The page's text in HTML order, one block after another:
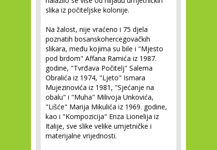
slika iz počiteljske kolonije.
Na žalost, nije vraćeno i 75 djela
poznatih bosanskohercegovačkih
slikara, među kojima su bile i "Mjesto
pod brdom" Affana Ramića iz 1987.
godine, "Tvrđava Počitelj" Salema
Obralića iz 1974, "Ljeto" Ismara
Mujezinovića iz 1981, "Sjećanje na
obalu" i "Muha" Milivoja Unkovića,
"Lišće" Marija Mikulića iz 1969. godine,
kao i "Kompozicija" Enza Lionelija iz
Italije, sve slike velike umjetničke i
materijalne vrijednosti.